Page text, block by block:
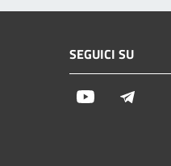
SEGUICI SU
Youtube